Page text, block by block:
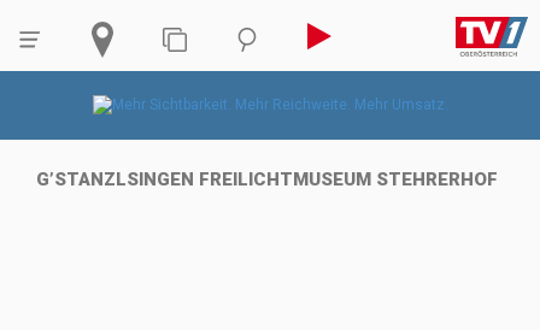
G’STANZLSINGEN FREILICHTMUSEUM STEHRERHOF